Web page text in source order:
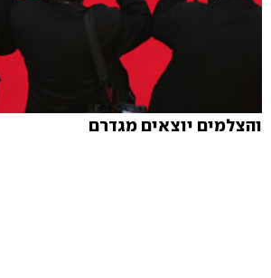
והצלמים יוצאים מגדרם